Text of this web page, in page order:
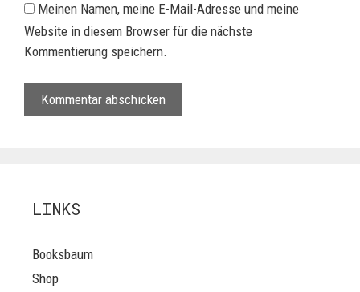
Meinen Namen, meine E-Mail-Adresse und meine
Website in diesem Browser für die nächste
Kommentierung speichern.
LINKS
Booksbaum
Shop